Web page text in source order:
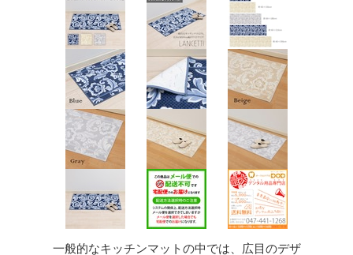
一般的なキッチンマットの中では、広目のデザ